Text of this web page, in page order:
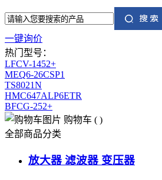
一键询价
热门型号：
LFCV-1452+
MEQ6-26CSP1
TS8021N
HMC647ALP6ETR
BFCG-252+
购物车 ( )
全部商品分类
放大器 滤波器 变压器